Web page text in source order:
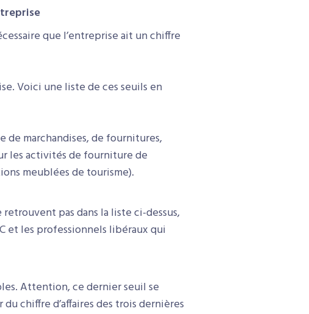
que l’entreprise ait un chiffre
Voici une liste de ces seuils en
de marchandises, de fournitures,
les activités de fourniture de
meublées de tourisme).
pas dans la liste ci-dessus,
et les professionnels libéraux qui
Attention, ce dernier seuil se
chiffre d’affaires des trois dernières